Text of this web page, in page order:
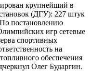
крупнейший в
(ДГУ): 227 штук
постановлению
игр сетевые
спортивных
на
обеспечения
Олег Бударгин.